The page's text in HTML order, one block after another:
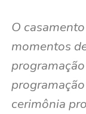
O
momentos
cerimônia